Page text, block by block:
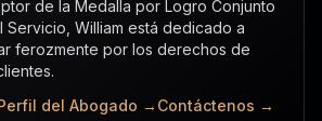
de la Medalla por Logro Conjunto
Servicio, William está dedicado a
ferozmente por los derechos de
del Abogado → Contáctenos →